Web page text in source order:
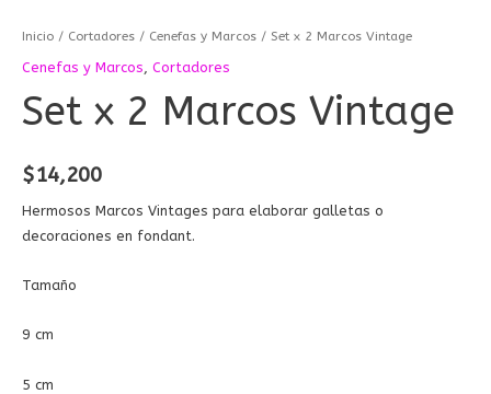
Inicio / Cortadores / Cenefas y Marcos / Set x 2 Marcos Vintage
Cenefas y Marcos Cortadores
Set x 2 Marcos Vintage
$14,200
Hermosos Marcos Vintages para elaborar galletas o
decoraciones en fondant.
Tamaño
9 cm
5 cm
Vintage
cantidad